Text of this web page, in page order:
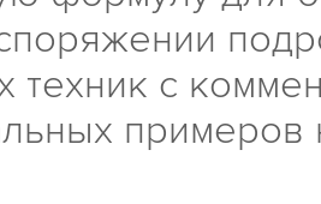
техник с